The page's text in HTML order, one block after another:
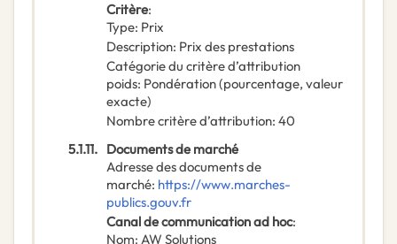
Critère:
Type: Prix
Description: Prix des prestations
Catégorie du critère d’attribution
poids: Pondération (pourcentage, valeur
exacte)
Nombre critère d’attribution: 40
5.1.11. Documents de marché
Adresse des documents de
marché: https://www.marches-
publics.gouv.fr
Canal de communication ad hoc:
Nom: AW Solutions